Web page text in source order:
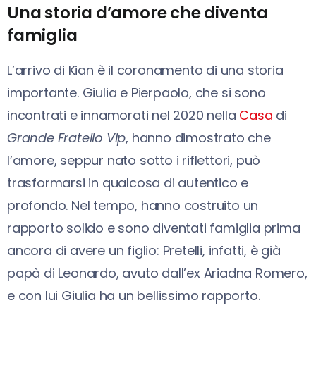
Una storia d’amore che diventa
famiglia
L’arrivo di Kian è il coronamento di una storia
importante. Giulia e Pierpaolo, che si sono
incontrati e innamorati nel 2020 nella Casa di
Grande Fratello Vip, hanno dimostrato che
l’amore, seppur nato sotto i riflettori, può
trasformarsi in qualcosa di autentico e
profondo. Nel tempo, hanno costruito un
rapporto solido e sono diventati famiglia prima
ancora di avere un figlio: Pretelli, infatti, è già
papà di Leonardo, avuto dall’ex Ariadna Romero,
e con lui Giulia ha un bellissimo rapporto.